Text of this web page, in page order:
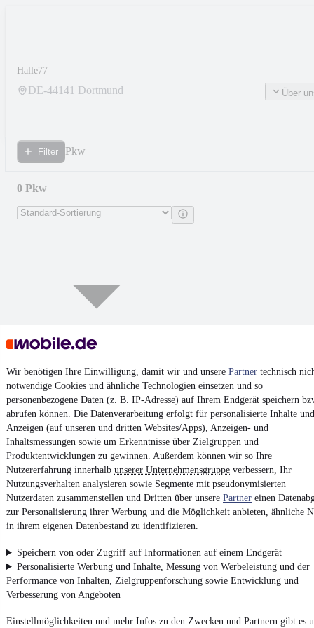
Wir benötigen Ihre Einwilligung, damit wir und unsere Partner technisch
notwendige Cookies und ähnliche Technologien einsetzen und so
personenbezogene Daten (z. B. IP-Adresse) auf Ihrem Endgerät speichern
abrufen können. Die Datenverarbeitung erfolgt für personalisierte Inhalte und
Anzeigen (auf unseren und dritten Websites/Apps), Anzeigen- und
Inhaltsmessungen sowie um Erkenntnisse über Zielgruppen und
Produktentwicklungen zu gewinnen. Außerdem können wir so Ihre
Nutzererfahrung innerhalb unserer Unternehmensgruppe verbessern, Ihr
Nutzungsverhalten analysieren sowie Segmente mit pseudonymisierten
Nutzerdaten zusammenstellen und Dritten über unsere Partner einen
zur Personalisierung ihrer Werbung und die Möglichkeit anbieten, ähnliche
in ihrem eigenen Datenbestand zu identifizieren.
Speichern von oder Zugriff auf Informationen auf einem Endgerät
Personalisierte Werbung und Inhalte, Messung von Werbeleistung und der
Performance von Inhalten, Zielgruppenforschung sowie Entwicklung und
Verbesserung von Angeboten
Einstellmöglichkeiten und mehr Infos zu den Zwecken und Partnern gibt es
Halle77
DE-44141 Dortmund Über
Filter Pkw
0 Pkw
Keine Inserate gefunden
¹MwSt. ausweisbar
Nutze mobile.de schnell und einfach
App installieren